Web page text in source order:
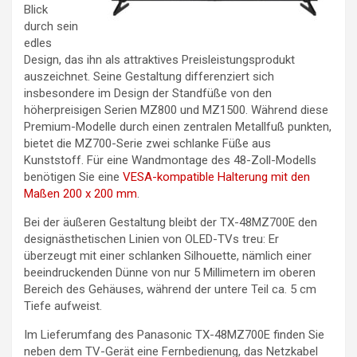
Blick
durch sein
edles
Design, das ihn als attraktives Preisleistungsprodukt
auszeichnet. Seine Gestaltung differenziert sich
insbesondere im Design der Standfüße von den
höherpreisigen Serien MZ800 und MZ1500. Während diese
Premium-Modelle durch einen zentralen Metallfuß punkten,
bietet die MZ700-Serie zwei schlanke Füße aus
Kunststoff. Für eine Wandmontage des 48-Zoll-Modells
benötigen Sie eine VESA-kompatible Halterung mit den
Maßen 200 x 200 mm.
Bei der äußeren Gestaltung bleibt der TX-48MZ700E den
designästhetischen Linien von OLED-TVs treu: Er
überzeugt mit einer schlanken Silhouette, nämlich einer
beeindruckenden Dünne von nur 5 Millimetern im oberen
Bereich des Gehäuses, während der untere Teil ca. 5 cm
Tiefe aufweist.
Im Lieferumfang des Panasonic TX-48MZ700E finden Sie
neben dem TV-Gerät eine Fernbedienung, das Netzkabel